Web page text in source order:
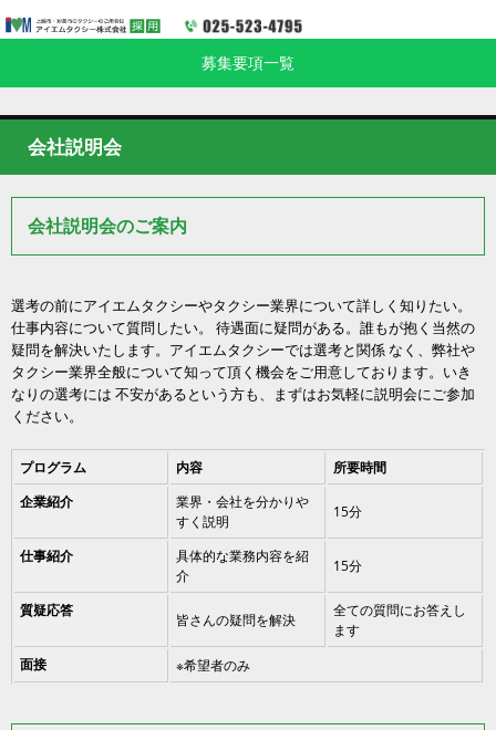
募集要項一覧
会社説明会
会社説明会のご案内
選考の前にアイエムタクシーやタクシー業界について詳しく知りたい。
仕事内容について質問したい。 待遇面に疑問がある。誰もが抱く当然の
疑問を解決いたします。アイエムタクシーでは選考と関係 なく、弊社や
タクシー業界全般について知って頂く機会をご用意しております。いき
なりの選考には 不安があるという方も、まずはお気軽に説明会にご参加
ください。
プログラム 内容
所要時間
企業紹介
業界・会社を分かりや
すく説明
15分
仕事紹介
具体的な業務内容を紹
介
15分
質疑応答
皆さんの疑問を解決
全ての質問にお答えし
ます
面接
※希望者のみ